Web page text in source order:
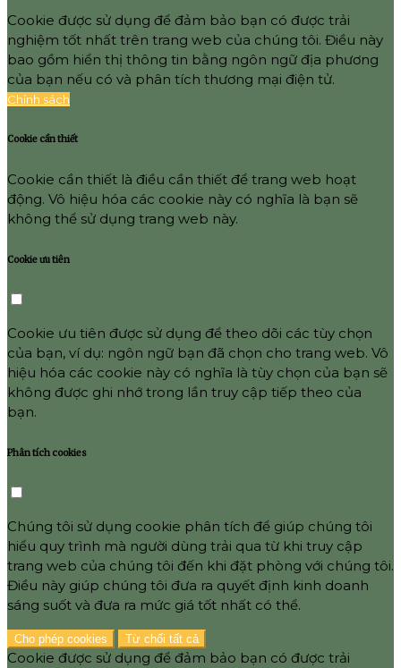
Cookie được sử dụng để đảm bảo bạn có được trải
nghiệm tốt nhất trên trang web của chúng tôi. Điều này
bao gồm hiển thị thông tin bằng ngôn ngữ địa phương
của bạn nếu có và phân tích thương mại điện tử.
Chính sách
Cookie cần thiết
Cookie cần thiết là điều cần thiết để trang web hoạt
động. Vô hiệu hóa các cookie này có nghĩa là bạn sẽ
không thể sử dụng trang web này.
Cookie ưu tiên
Cookie ưu tiên được sử dụng để theo dõi các tùy chọn
của bạn, ví dụ: ngôn ngữ bạn đã chọn cho trang web. Vô
hiệu hóa các cookie này có nghĩa là tùy chọn của bạn sẽ
không được ghi nhớ trong lần truy cập tiếp theo của
bạn.
Phân tích cookies
Chúng tôi sử dụng cookie phân tích để giúp chúng tôi
hiểu quy trình mà người dùng trải qua từ khi truy cập
trang web của chúng tôi đến khi đặt phòng với chúng tôi.
Điều này giúp chúng tôi đưa ra quyết định kinh doanh
sáng suốt và đưa ra mức giá tốt nhất có thể.
Cho phép cookies Từ chối tất cả
Cookie được sử dụng để đảm bảo bạn có được trải